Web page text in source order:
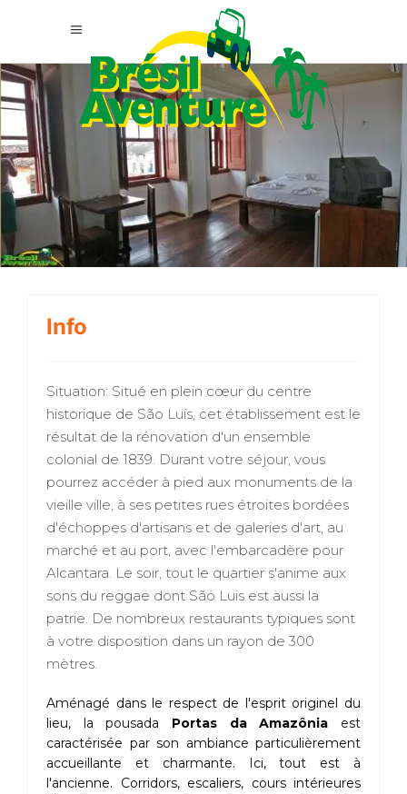
Info
Situation: Situé en plein cœur du centre
historique de São Luís, cet établissement est le
résultat de la rénovation d'un ensemble
colonial de 1839. Durant votre séjour, vous
pourrez accéder à pied aux monuments de la
vieille ville, à ses petites rues étroites bordées
d'échoppes d'artisans et de galeries d'art, au
marché et au port, avec l'embarcadère pour
Alcantara. Le soir, tout le quartier s'anime aux
sons du reggae dont São Luis est aussi la
patrie. De nombreux restaurants typiques sont
à votre disposition dans un rayon de 300
mètres.
Aménagé dans le respect de l'esprit originel du
lieu, la pousada Portas da Amazônia est
caractérisée par son ambiance particulièrement
accueillante et charmante. Ici, tout est à
l'ancienne. Corridors, escaliers, cours intérieures